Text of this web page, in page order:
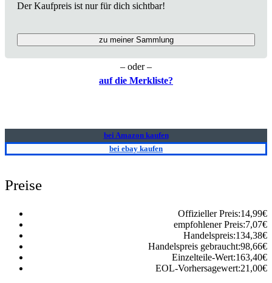
Der Kaufpreis ist nur für dich sichtbar!
zu meiner Sammlung
– oder –
auf die Merkliste?
bei Amazon kaufen
bei ebay kaufen
Preise
Offizieller Preis:14,99€
empfohlener Preis:7,07€
Handelspreis:134,38€
Handelspreis gebraucht:98,66€
Einzelteile-Wert:163,40€
EOL-Vorhersagewert:21,00€